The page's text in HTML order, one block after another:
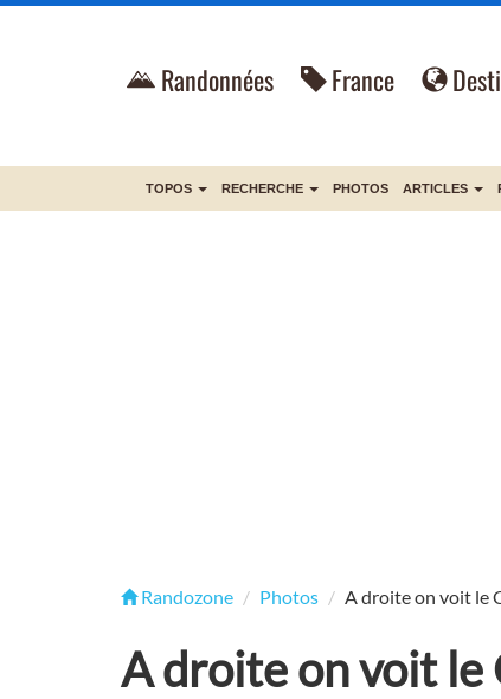
Randonnées France
TOPOS RECHERCHE PHOTOS ARTICLES
Randozone Photos A droite on voit le
A droite on voit le